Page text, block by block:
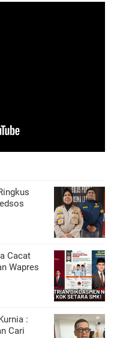
Cacat
Wapres
:
Cari